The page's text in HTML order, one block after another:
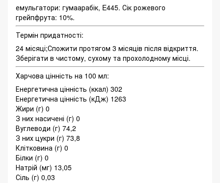
емульгатори: гумаарабік, E445. Сік рожевого
грейпфрута: 10%.
Термін придатності:
24 місяці;Спожити протягом 3 місяців після відкриття.
Зберігати в чистому, сухому та прохолодному місці.
Харчова цінність на 100 мл:
Енергетична цінність (ккал) 302
Енергетична цінність (кДж) 1263
Жири (г) 0
З них насичені (г) 0
Вуглеводи (г) 74,2
З них цукри (г) 73,8
Клітковина (г) 0
Білки (г) 0
Натрій (мг) 13,05
Сіль (г) 0,03